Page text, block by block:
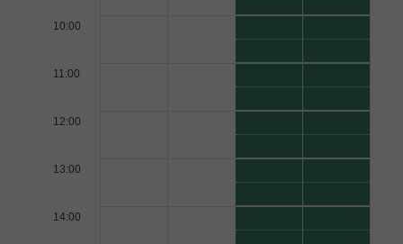
10:00
11:00
12:00
13:00
14:00